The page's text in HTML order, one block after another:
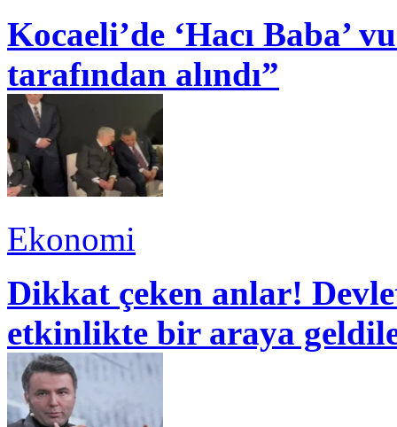
Kocaeli’de ‘Hacı Baba’
tarafından alındı”
Ekonomi
Dikkat çeken anlar!
etkinlikte bir araya